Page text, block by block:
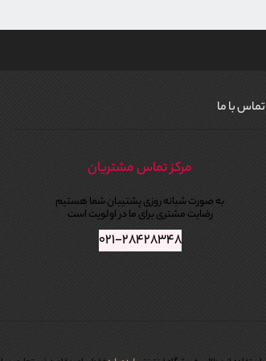
تماس با ما
مرکز تماس مشتریان
به صورت شبانه روزی پشتیبان شما هستیم
رضایت مشتری برای ما در اولویت است
۰۲۱-۲۸۴۲۸۳۴۸